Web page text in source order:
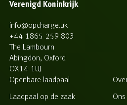
Verenigd Koninkrijk
info@opcharge.uk
+44 1865 259 803
The Lambourn
Abingdon, Oxford
OX14 1UJ
Openbare laadpaal
Laadpaal op de zaak Ons